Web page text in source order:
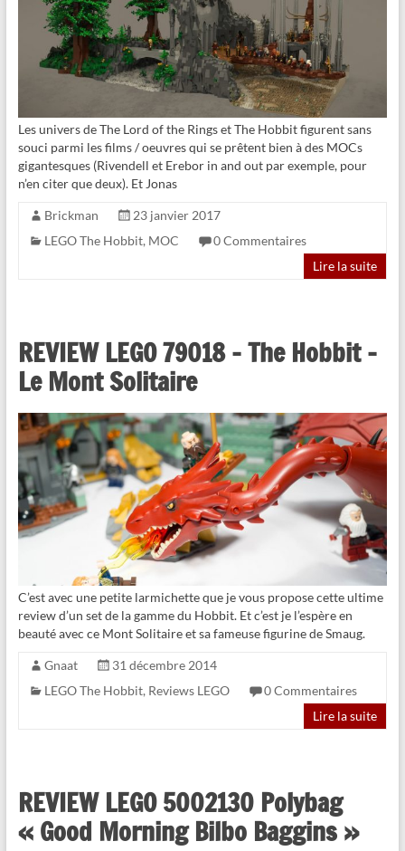
Les univers de The Lord of the Rings et The Hobbit figurent sans
souci parmi les films / oeuvres qui se prêtent bien à des MOCs
gigantesques (Rivendell et Erebor in and out par exemple, pour
n’en citer que deux). Et Jonas
Brickman
23 janvier 2017
LEGO The Hobbit, MOC
0 Commentaires
Lire la suite
REVIEW LEGO 79018 – The Hobbit –
Le Mont Solitaire
C’est avec une petite larmichette que je vous propose cette ultime
review d’un set de la gamme du Hobbit. Et c’est je l’espère en
beauté avec ce Mont Solitaire et sa fameuse figurine de Smaug.
Gnaat
31 décembre 2014
LEGO The Hobbit, Reviews LEGO
0 Commentaires
Lire la suite
REVIEW LEGO 5002130 Polybag
« Good Morning Bilbo Baggins »